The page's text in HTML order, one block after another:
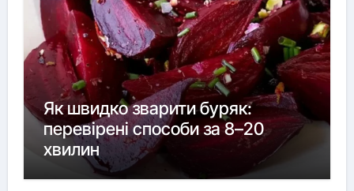
Як швидко зварити буряк:
перевірені способи за 8–20
хвилин